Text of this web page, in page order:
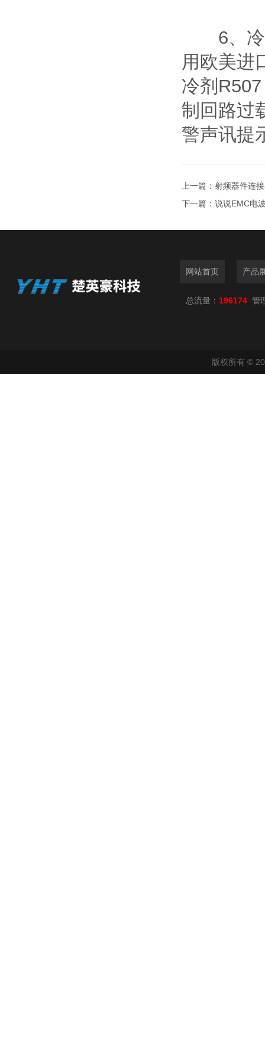
6、冷
用欧美进
冷剂
制回路过
警声讯提
上一篇： 射频器件连
下一篇： 说说EMC电
网站首页 产品
总流量： 196174 管
版权所有 ©